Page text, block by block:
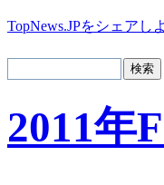
TopNews.JPをシェアし
2011年